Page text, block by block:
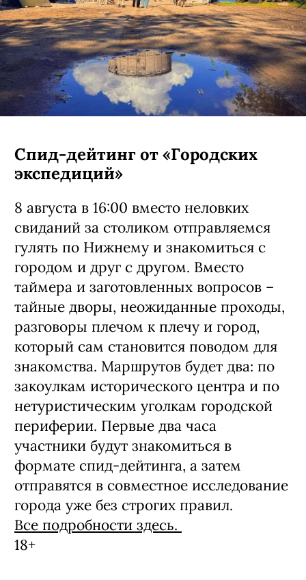
Спид-дейтинг от «Городских
экспедиций»
8 августа в 16:00 вместо неловких
свиданий за столиком отправляемся
гулять по Нижнему и знакомиться с
городом и друг с другом. Вместо
таймера и заготовленных вопросов –
тайные дворы, неожиданные проходы,
разговоры плечом к плечу и город,
который сам становится поводом для
знакомства. Маршрутов будет два: по
закоулкам исторического центра и по
нетуристическим уголкам городской
периферии. Первые два часа
участники будут знакомиться в
формате спид-дейтинга, а затем
отправятся в совместное исследование
города уже без строгих правил.
Все подробности здесь.
18+